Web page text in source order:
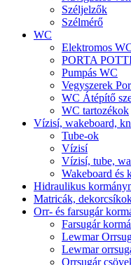
Széljelzők
Szélmérő
WC
Elektromos
PORTA
Pumpás WC
Vegyszerek
WC Átépítő
WC tartozékok
Vízisí, wakeboard,
Tube-ok
Vízisí
Vízisí, tube,
Wakeboard és
Hidraulikus
Matricák,
Orr- és farsugár
Farsugár
Lewmar
Lewmar
Orrsugár